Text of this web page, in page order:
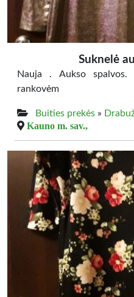
Suknelė
Nauja . Aukso
rankovėm
Buities prekės »
Kauno m. sav.,